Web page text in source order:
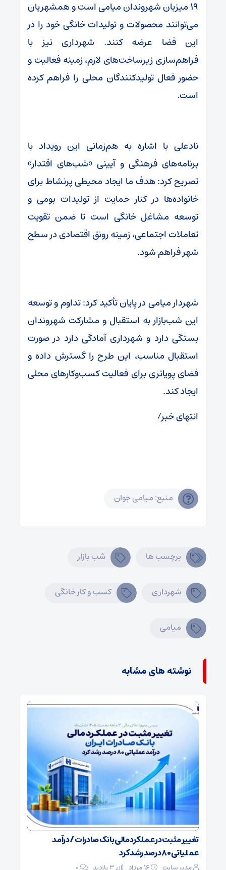
۱۹ میزبان شهروندان میامی است و همشهریان
می‌توانند محصولات و تولیدات خانگی خود را در
این فضا عرضه کنند. شهرداری نیز با
فراهم‌سازی زیرساخت‌های لازم، زمینه فعالیت و
حضور فعال تولیدکنندگان محلی را فراهم کرده
است.
نادعلی با اشاره به هم‌زمانی این رویداد با
برنامه‌های فرهنگی و آیینی «شب‌های اقتدار»
تصریح کرد: هدف ما ایجاد محیطی پرنشاط برای
خانواده‌ها در کنار حمایت از تولیدات بومی و
توسعه مشاغل خانگی است تا ضمن تقویت
تعاملات اجتماعی، زمینه رونق اقتصادی در سطح
شهر فراهم شود.
شهردار میامی در پایان تأکید کرد: تداوم و توسعه
این شب‌بازار به استقبال و مشارکت شهروندان
بستگی دارد و شهرداری آمادگی دارد در صورت
استقبال مناسب، این طرح را گسترش داده و
فضای پویاتری برای فعالیت کسب‌وکارهای محلی
ایجاد کند.
انتهای خبر/
منبع: میامی جوان
برچسب ها شب بازار
شهرداری کسب و کار خانگی
میامی
نوشته های مشابه
تغییر مثبت در عملکرد مالی بانک صادرات / درآمد
عملیاتی ۸۰ درصد رشد کرد